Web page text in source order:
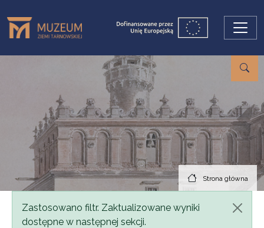
Strona główna
Komunikat
Zastosowano filtr. Zaktualizowane wyniki
dostępne w następnej sekcji.